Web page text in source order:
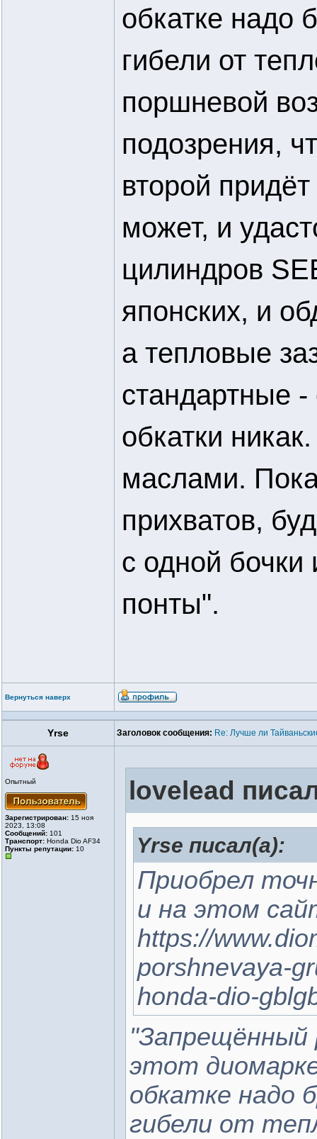
обкатке надо
гибели от
поршневой
подозрения,
второй
может, и
цилиндров
японских, и
а тепловые
стандартные
обкатки
маслами.
прихватов,
с одной бочки
понты".
Вернуться наверх
Yrse Заголовок сообщения: Re: Лучше ли
Опытный
Зарегистрирован: 15 ноя
2023, 13:08
Сообщений: 101
Транспорт: Honda Dio AF34
Пункты репутации: 10
lovelead
Yrse писал(а):
Приобрел
и на этом
https://
porshnevaya-
honda-dio-
"Запрещённый
этот
обкатке надо
гибели от